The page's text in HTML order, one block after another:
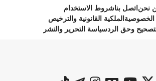
نحن اتصل بناشروط الاستخدام
الملكية القانونية والترخيص
وحق الردسياسة التحرير والنشر